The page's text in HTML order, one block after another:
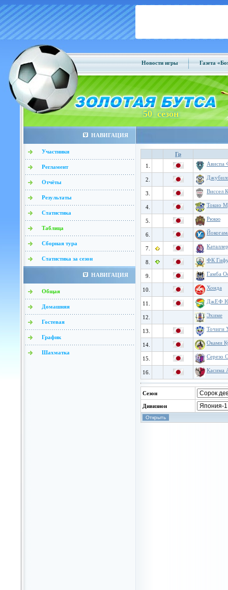
Новости игры Газета
50 сезон
НАВИГАЦИЯ
Участники
Регламент
Отчёты
Результаты
Статистика
Таблица
Сборная тура
Статистика за сезон
НАВИГАЦИЯ
Общая
Домашняя
Гостевая
График
Шахматка
Гр
1.
Ависпа
2.
3. Виссел
4. Токио
5. Рюкю
6.
7.
8. ФК
9. Гамба
10. Хонда
11. ДжЕФ
12. Эхиме
13. Точиги
14. Оками
15. Серезо
16. Касима
Сезон
Дивизион